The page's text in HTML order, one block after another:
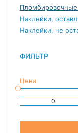
Наклейки,
Наклейки, не
ФИЛЬТР
Цена